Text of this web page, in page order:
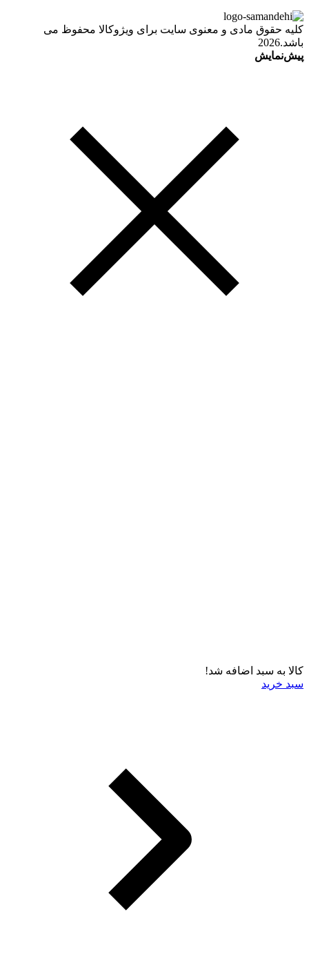
کلیه حقوق مادی و معنوی سایت برای ویژوکالا محفوظ می
باشد.2026
پیش‌نمایش
کالا به سبد اضافه شد!
سبد خرید